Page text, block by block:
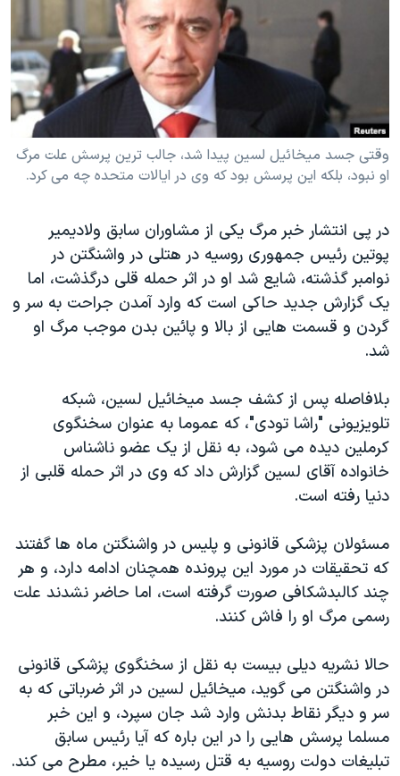
فرهنگ و زندگی
حقوق شهروندی
اقتصادی
علم و فناوری
گالری عکس
مستندها
انتخابات ریاست جمهوری آمریکا ۲۰۲۴
حمله جمهوری اسلامی به اسرائیل
رمز مهسا
اعتراضات زن، زندگی، آزادی
تریبونال مردمی آبان ۹۸
دادگاه حمید نوری
چهل سال گروگان‌گیری
قانون شفافیت دارائی کادر رهبری ایران
اسرائیل در جنگ
نرگس محمدی برنده جایزه نوبل صلح
همایش محافظه‌کاران آمریکا «سی‌پک»
صفحه‌های ویژه
دنبال کنید
زبانهای مختلف
وقتی جسد میخائیل لسین پیدا شد، جالب ترین پرسش علت مرگ
او نبود، بلکه این پرسش بود که وی در ایالات متحده چه می کرد.
در پی انتشار خبر مرگ یکی از مشاوران سابق ولادیمیر
پوتین رئیس جمهوری روسیه در هتلی در واشنگتن در
نوامبر گذشته، شایع شد او در اثر حمله قلی درگذشت، اما
یک گزارش جدید حاکی است که وارد آمدن جراحت به سر و
گردن و قسمت هایی از بالا و پائین بدن موجب مرگ او
شد.
بلافاصله پس از کشف جسد میخائیل لسین، شبکه
تلویزیونی "راشا تودی"، که عموما به عنوان سخنگوی
کرملین دیده می شود، به نقل از یک عضو ناشناس
خانواده آقای لسین گزارش داد که وی در اثر حمله قلبی از
دنیا رفته است.
مسئولان پزشکی قانونی و پلیس در واشنگتن ماه ها گفتند
که تحقیقات در مورد این پرونده همچنان ادامه دارد، و هر
چند کالبدشکافی صورت گرفته است، اما حاضر نشدند علت
رسمی مرگ او را فاش کنند.
حالا نشریه دیلی بیست به نقل از سخنگوی پزشکی قانونی
در واشنگتن می گوید، میخائیل لسین در اثر ضرباتی که به
سر و دیگر نقاط بدنش وارد شد جان سپرد، و این خبر
مسلما پرسش هایی را در این باره که آیا رئیس سابق
تبلیغات دولت روسیه به قتل رسیده یا خیر، مطرح می کند.